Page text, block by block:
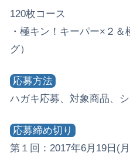
120枚コース
・極キン！キーパー×２
グ）
応募方法
ハガキ応募、対象商品、シ
応募締め切り
第１回：2017年6月19日(